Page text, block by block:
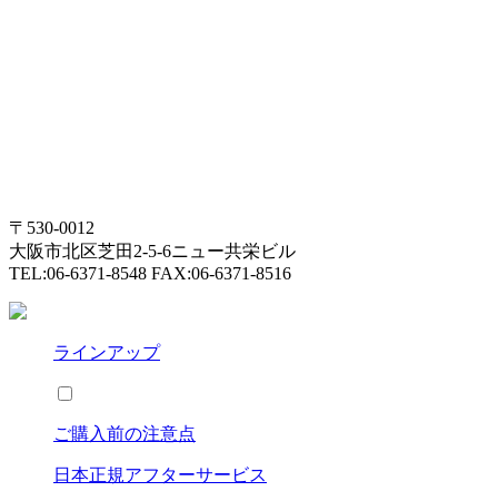
〒530-0012
大阪市北区芝田2-5-6ニュー共栄ビル
TEL:06-6371-8548 FAX:06-6371-8516
ラインアップ
ご購入前の注意点
日本正規アフターサービス